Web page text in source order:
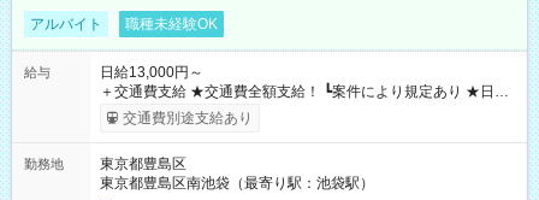
アルバイト 職種未経験OK
給与
日給13,000円～
＋交通費支給 ★交通費全額支給！ ┗案件により規定あり ★日払
いOK！（規定あり） ┗働いたその日に現金GET♪ お仕事後はコ
ンビニATMから 日払い分を引き落とせます！ 【試用期間】試
交通費別途支給あり
勤務地
東京都豊島区
東京都豊島区南池袋（最寄り駅：池袋駅）